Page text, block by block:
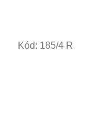
Kód: 185/4 R